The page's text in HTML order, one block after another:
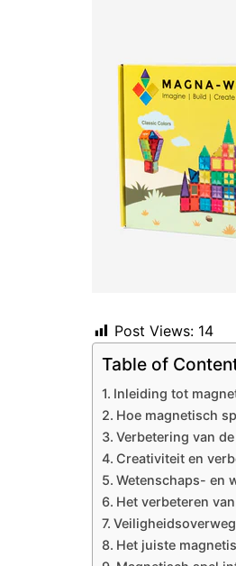
Post Views: 14
Table of
Inleiding tot
Hoe magnetisch
Verbetering van
Creativiteit en
Wetenschaps- en
Het verbeteren
Het juiste